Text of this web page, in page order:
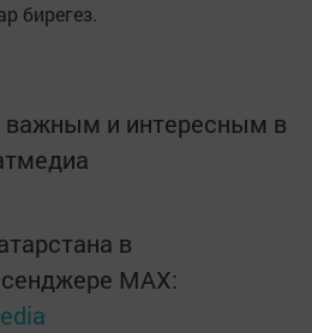
бирегез.
и интересным в
в
MАХ: